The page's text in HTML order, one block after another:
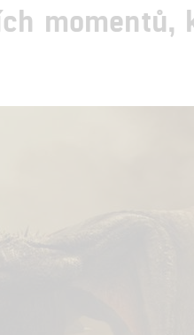
momentů,